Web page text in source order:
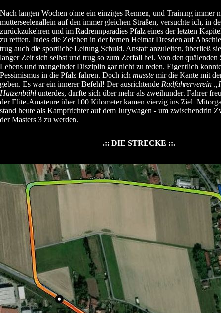
Nach langen Wochen ohne ein einziges Rennen, und Training immer
mutterseelenallein auf den immer gleichen Straßen, versuchte ich, in
zurückzukehren und im Radrennparadies Pfalz eines der letzten
zu rettten. Indes die Zeichen in der fernen Heimat Dresden auf
trug auch die sportliche Leitung Schuld. Anstatt anzuleiten, überließ
langer Zeit sich selbst und trug so zum Zerfall bei. Von den quälenden
Lebens und mangelnder Disziplin gar nicht zu reden. Eigentlich
Pessimismus in die Pfalz fahren. Doch ich musste mir die Kante mit
geben. Es war ein innerer Befehl! Der ausrichtende Radfahrerverein
Hatzenbühl unterdes, durfte sich über mehr als zweihundert Fahrer
der Elite-Amateure über 100 Kilometer kamen vierzig ins Ziel.
stand heute als Kampfrichter auf dem Jurywagen - um zwischendrin
der Masters 3 zu werden.
.:: DIE STRECKE ::.